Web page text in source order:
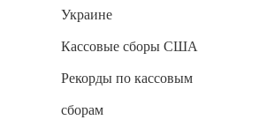
Украине
Кассовые сборы США
Рекорды по кассовым
сборам